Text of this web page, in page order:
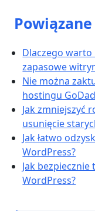
Dlaczego
zapasowe
Nie można
hostingu
Jak zmniejszyć
usunięcie
Jak łatwo
WordPress?
Jak
WordPress?